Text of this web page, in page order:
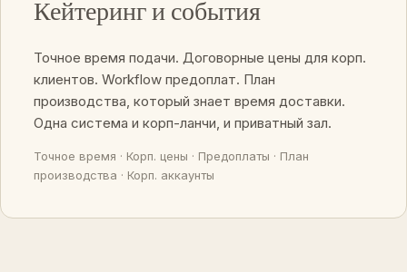
Кейтеринг и события
Точное время подачи. Договорные цены для корп.
клиентов. Workflow предоплат. План
производства, который знает время доставки.
Одна система и корп-ланчи, и приватный зал.
Точное время · Корп. цены · Предоплаты · План
производства · Корп. аккаунты